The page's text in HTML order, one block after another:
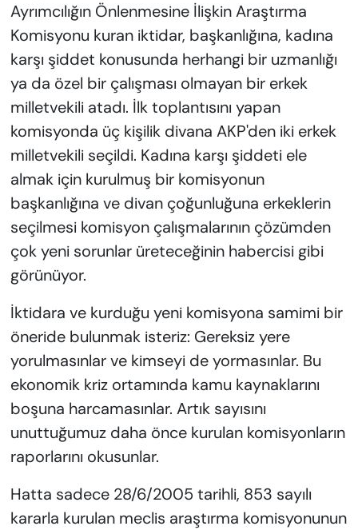
Ayrımcılığın Önlenmesine İlişkin Araştırma
Komisyonu kuran iktidar, başkanlığına, kadına
karşı şiddet konusunda herhangi bir uzmanlığı
ya da özel bir çalışması olmayan bir erkek
milletvekili atadı. İlk toplantısını yapan
komisyonda üç kişilik divana AKP'den iki erkek
milletvekili seçildi. Kadına karşı şiddeti ele
almak için kurulmuş bir komisyonun
başkanlığına ve divan çoğunluğuna erkeklerin
seçilmesi komisyon çalışmalarının çözümden
çok yeni sorunlar üreteceğinin habercisi gibi
görünüyor.
İktidara ve kurduğu yeni komisyona samimi bir
öneride bulunmak isteriz: Gereksiz yere
yorulmasınlar ve kimseyi de yormasınlar. Bu
ekonomik kriz ortamında kamu kaynaklarını
boşuna harcamasınlar. Artık sayısını
unuttuğumuz daha önce kurulan komisyonların
raporlarını okusunlar.
Hatta sadece 28/6/2005 tarihli, 853 sayılı
kararla kurulan meclis araştırma komisyonunun